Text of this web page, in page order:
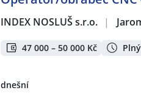
INDEX NOSLUŠ s.r.o. |
47 000 – 50 000 Kč
dnešní